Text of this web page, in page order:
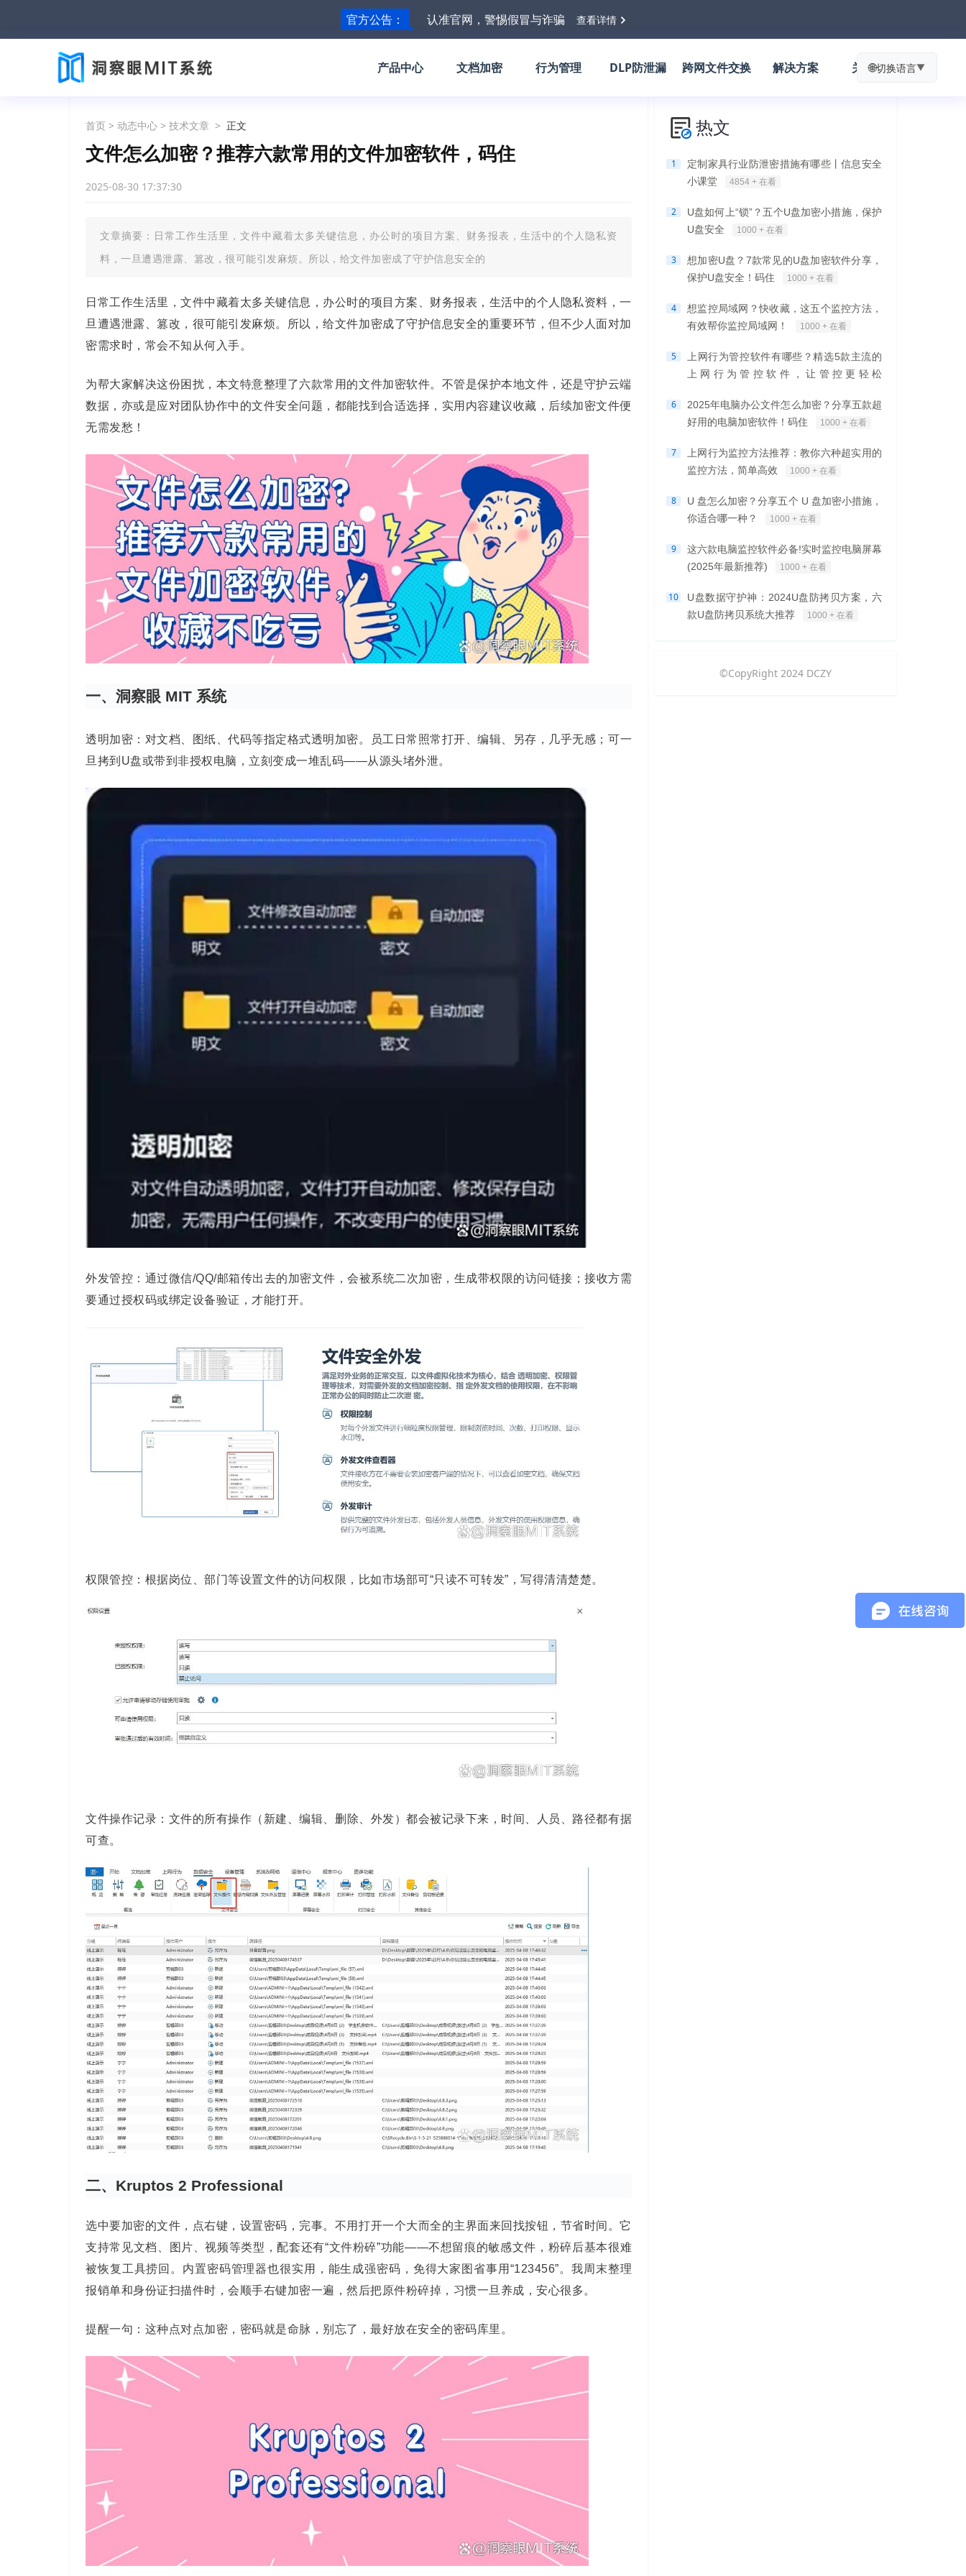
官方公告： 认准官网，警惕假冒与诈骗 查看详情
产品中心 文档加密 行为管理 DLP防泄漏 跨网文件交换 解决方案 关于我们
🌐切换语言▼
首页 > 动态中心 > 技术文章 > 正文
文件怎么加密？推荐六款常用的文件加密软件，码住
2025-08-30 17:37:30
文章摘要：日常工作生活里，文件中藏着太多关键信息，办公时的项目方案、财务报表，生活中的个人隐私资
料，一旦遭遇泄露、篡改，很可能引发麻烦。所以，给文件加密成了守护信息安全的
日常工作生活里，文件中藏着太多关键信息，办公时的项目方案、财务报表，生活中的个人隐私资料，一
旦遭遇泄露、篡改，很可能引发麻烦。所以，给文件加密成了守护信息安全的重要环节，但不少人面对加
密需求时，常会不知从何入手。
为帮大家解决这份困扰，本文特意整理了六款常用的文件加密软件。不管是保护本地文件，还是守护云端
数据，亦或是应对团队协作中的文件安全问题，都能找到合适选择，实用内容建议收藏，后续加密文件便
无需发愁！
一、洞察眼 MIT 系统
透明加密：对文档、图纸、代码等指定格式透明加密。员工日常照常打开、编辑、另存，几乎无感；可一
旦拷到 U盘或带到非授权电脑，立刻 变成一堆乱码——从源头堵外泄。
外发管控 ：通过微信/QQ/邮箱传出去的加密文件，会被系统二次加密，生成带权限的访问链接；接收方需
要通过授权码或绑定设备验证，才能打开。
权限管控：根据岗位、部门等设置文件的访问权限， 比如市场部可“只读不可转发”，写得清清楚楚。
文件操作记录：文件的所有操作（新建、编辑、删除、外发）都会被记录下来，时间、人员、路径都有据
可查。
二、Kruptos 2 Professional
选中要加密的文件，点右键，设置密码，完事。不用打开一个大而全的主界面来回找按钮，节省时间。它
支持常见文档、图片、视频等类型，配套还有“文件粉碎”功能——不想留痕的敏感文件，粉碎后基本很难
被恢复工具捞回。内置密码管理器也很实用，能生成强密码，免得大家图省事用“123456”。我周末整理
报销单和身份证扫描件时，会顺手右键加密一遍，然后把原件粉碎掉，习惯一旦养成，安心很多。
提醒一句：这种点对点加密，密码就是命脉，别忘了，最好放在安全的密码库里。
热文
1
定制家具行业防泄密措施有哪些丨信息安全
小课堂
4854 + 在看
2
U盘如何上“锁”？五个U盘加密小措施，保护
U盘安全
1000 + 在看
3
想加密U盘？7款常见的U盘加密软件分享，
保护U盘安全！码住
1000 + 在看
4
想监控局域网？快收藏，这五个监控方法，
有效帮你监控局域网！
1000 + 在看
5
上网行为管控软件有哪些？精选5款主流的
上网行为管控软件，让管控更轻松
6
2025年电脑办公文件怎么加密？分享五款超
好用的电脑加密软件！码住
1000 + 在看
7
上网行为监控方法推荐：教你六种超实用的
监控方法，简单高效
1000 + 在看
8
U 盘怎么加密？分享五个 U 盘加密小措施，
你适合哪一种？
1000 + 在看
9
这六款电脑监控软件必备!实时监控电脑屏幕
(2025年最新推荐)
1000 + 在看
10
U盘数据守护神：2024U盘防拷贝方案，六
款U盘防拷贝系统大推荐
1000 + 在看
©CopyRight 2024 DCZY